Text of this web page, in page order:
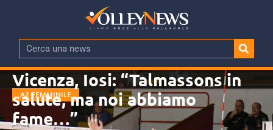
A2 FEMMINILE
Vicenza, Iosi: “Talmassons in
salute, ma noi abbiamo
fame…”